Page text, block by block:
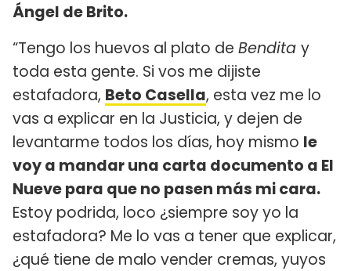
Ángel de Brito.
“Tengo los huevos al plato de Bendita y
toda esta gente. Si vos me dijiste
estafadora, Beto Casella, esta vez me lo
vas a explicar en la Justicia, y dejen de
levantarme todos los días, hoy mismo le
voy a mandar una carta documento a El
Nueve para que no pasen más mi cara.
Estoy podrida, loco ¿siempre soy yo la
estafadora? Me lo vas a tener que explicar,
¿qué tiene de malo vender cremas, yuyos